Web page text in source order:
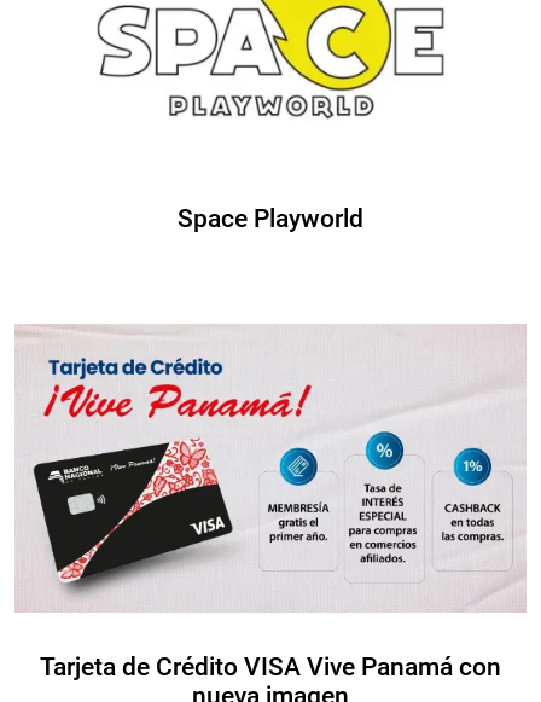
Space Playworld
Tarjeta de Crédito VISA Vive Panamá con